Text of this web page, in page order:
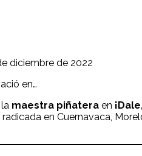
diciembre de 2022
en…
maestra piñatera en
en Cuernavaca,